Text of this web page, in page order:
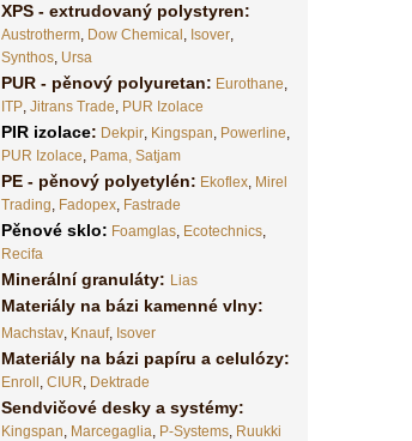
XPS - extrudovaný polystyren:
Austrotherm, Dow Chemical , Isover,
Synthos, Ursa
PUR - pěnový polyuretan: Eurothane,
ITP, Jitrans Trade, PUR Izolace
PIR izolace: Dekpir, Kingspan, Powerline,
PUR Izolace, Pama, Satjam
PE - pěnový polyetylén: Ekoflex, Mirel
Trading, Fadopex, Fastrade
Pěnové sklo: Foamglas, Ecotechnics,
Recifa
Minerální granuláty: Lias
Materiály na bázi kamenné vlny:
Machstav, Knauf, Isover
Materiály na bázi papíru a celulózy:
Enroll , CIUR, Dektrade
Sendvičové desky a systémy:
Kingspan, Marcegaglia, P-Systems, Ruukki